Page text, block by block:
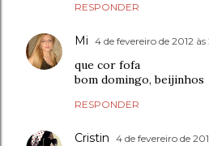
RESPONDER
Mi 4 de fevereiro de 2012 às
que cor fofa
bom domingo, beijinhos
RESPONDER
Cristin 4 de fevereiro de